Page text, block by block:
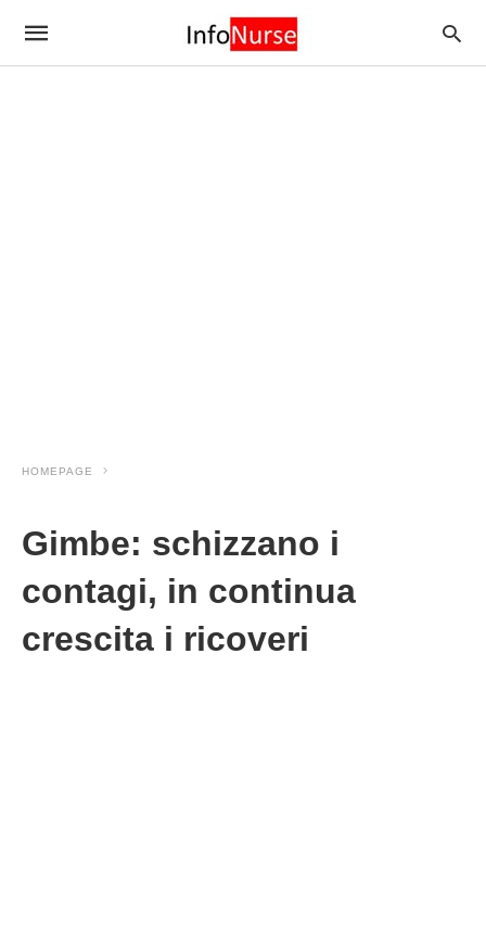
HOMEPAGE
Gimbe: schizzano i
contagi, in continua
crescita i ricoveri